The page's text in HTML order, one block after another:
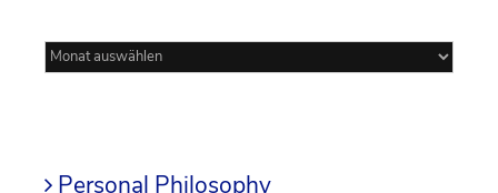
Mein
Blog
Personal Philosophy